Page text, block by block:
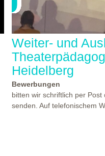
Weiter- und
Heidelberg
Bewerbungen
bitten wir schriftlich per
senden. Auf telefonischem